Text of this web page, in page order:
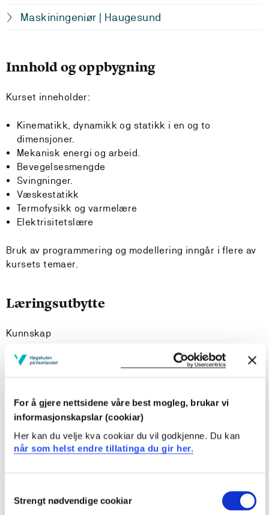
For å gjere nettsidene våre best mogleg, brukar vi
informasjonskapslar (cookiar)
Her kan du velje kva cookiar du vil godkjenne. Du kan
når som helst endre tillatinga du gir her.
Selection
Strengt nødvendige cookiar
Maskiningeniør | Haugesund
Innhold og oppbygning
Kurset inneholder:
Kinematikk, dynamikk og statikk i en og to
dimensjoner.
Mekanisk energi og arbeid.
Bevegelsesmengde
Svingninger.
Væskestatikk
Termofysikk og varmelære
Elektrisitetslære
Bruk av programmering og modellering inngår i flere av
kursets temaer.
Læringsutbytte
Kunnskap
Studenten har kunnskap om fysiske tema som er
definere og forklare de viktigste begrepene fra
mekanikk, termofysikk og elektrisitetslære.
Studenten kjenner til energibegrepet og
energianvendelser i moderne samfunn, og kan bruke
det i fysiske problemstillinger.